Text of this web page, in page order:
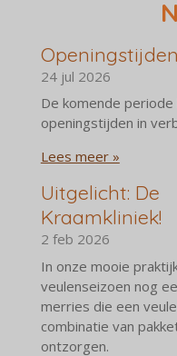
24 jul 2026
De komende
openingstijden in
Lees meer »
Uitgelicht: De
Kraamkliniek!
2 feb 2026
In onze mooie
veulenseizoen nog
merries die een
combinatie van
ontzorgen.